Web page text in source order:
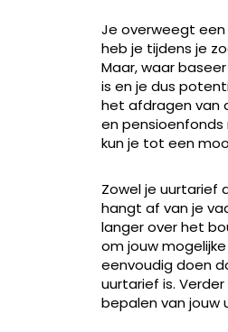
Je overweegt
heb je tijdens je
Maar, waar
is en je dus
het afdragen van
en pensioenfonds
kun je tot een
Zowel je uurtarief
hangt af van je
langer over het
om jouw
eenvoudig doen
uurtarief is.
bepalen van jouw